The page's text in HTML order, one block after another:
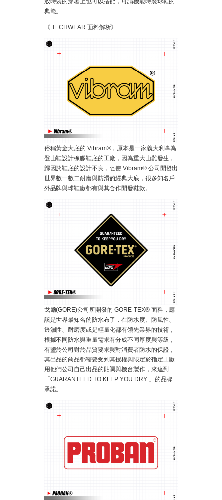
般時裝的穿著上也可以搭配，可謂機能時裝球鞋的
典範。
《 TECHWEAR 面料解析》
俗稱黃金大底的 Vibram®，原本是一家義大利專為
登山鞋設計橡膠鞋底的工廠，因為重大山難發生，
歸因於鞋底的設計不良，促使 Vibram® 公司開發出
世界數一數二耐磨與防滑的經典大底，很多知名戶
外品牌與球鞋廠都有與其合作開發鞋款。
戈爾(GORE)公司所開發的 GORE-TEX® 面料，應
該是世界最知名的防水布了，在防水度、防風性、
透濕性、耐磨度或是輕量化都有領先業界的技術，
根據不同防水與重量需求有分成不同厚度與等級，
有鑒於公司對於品質要求與對消費者防水的保證，
其出品的商品都需要受到其授權與限定於指定工廠
用他們公司自己出品的貼調與機台製作，來達到
「GUARANTEED TO KEEP YOU DRY 」的品牌
承諾。